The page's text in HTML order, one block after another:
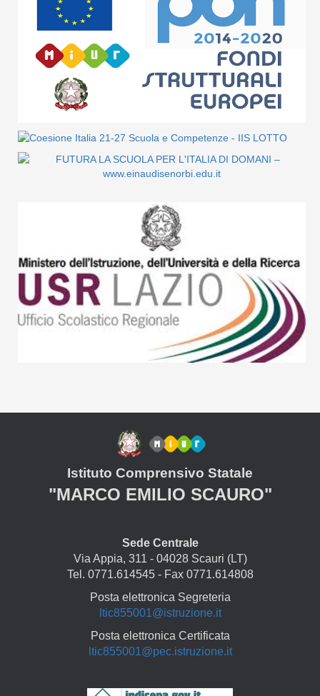
Istituto Comprensivo Statale
"MARCO EMILIO SCAURO"
Sede Centrale
Via Appia, 311 - 04028 Scauri (LT)
Tel. 0771.614545 - Fax 0771.614808
Posta elettronica Segreteria
ltic855001@istruzione.it
Posta elettronica Certificata
ltic855001@pec.istruzione.it